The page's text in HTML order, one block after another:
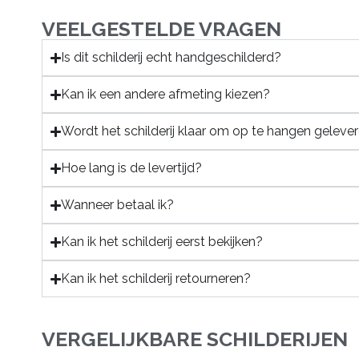
VEELGESTELDE VRAGEN
Is dit schilderij echt handgeschilderd?
Kan ik een andere afmeting kiezen?
Wordt het schilderij klaar om op te hangen
Hoe lang is de levertijd?
Wanneer betaal ik?
Kan ik het schilderij eerst bekijken?
Kan ik het schilderij retourneren?
VERGELIJKBARE SCHILDERIJEN